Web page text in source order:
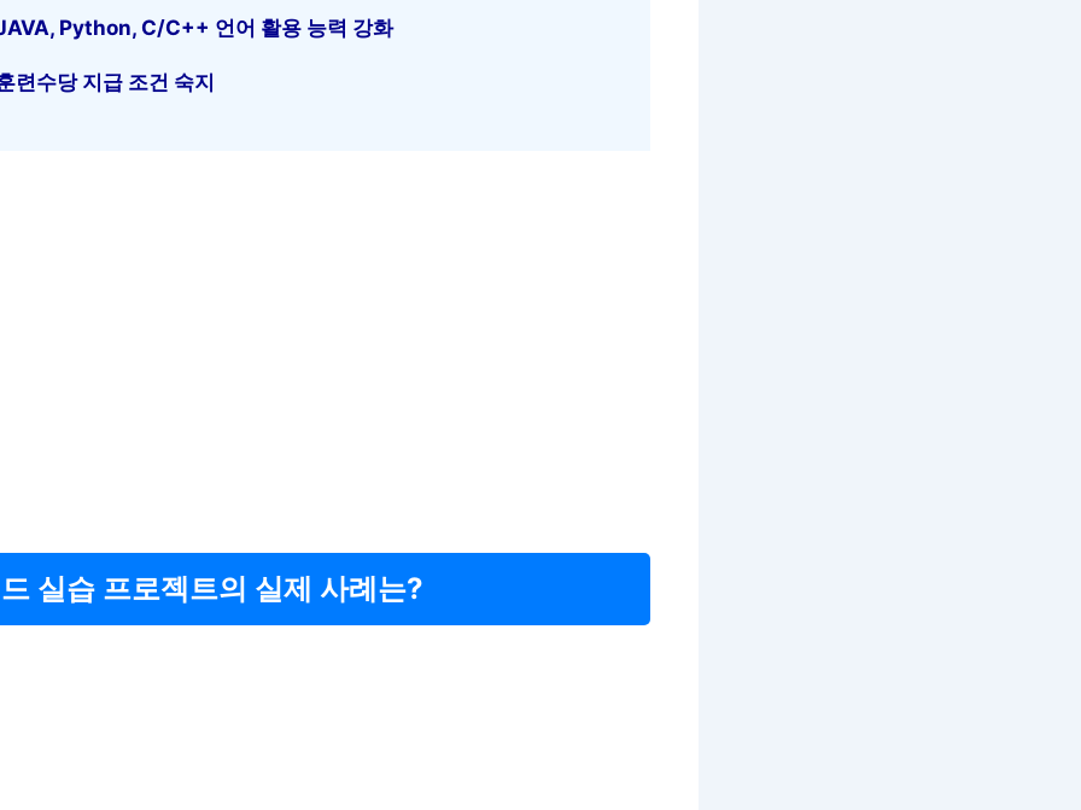
Python, C/C++ 언어 활용 능력 강화
련수당 지급 조건 숙지
실습 프로젝트의 실제 사례는?